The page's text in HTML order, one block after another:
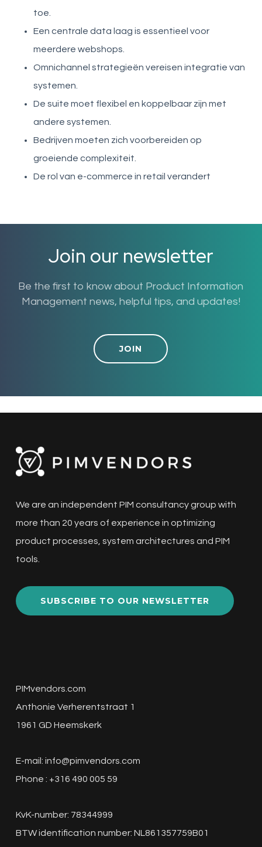
toe.
Een centrale data laag is essentieel voor
meerdere webshops.
Omnichannel strategieën vereisen integratie van
systemen.
De suite moet flexibel en koppelbaar zijn met
andere systemen.
Bedrijven moeten zich voorbereiden op
groeiende complexiteit.
De rol van e-commerce in retail verandert
Join our newsletter
Be the first to know about Product Information
Management news, helpful tips, and updates!
JOIN
We are an independent PIM consultancy group with
more than 20 years of experience in optimizing
product processes, system architectures and PIM
tools.
SUBSCRIBE TO OUR NEWSLETTER
PIMvendors.com
Anthonie Verherentstraat 1
1961 GD Heemskerk
E-mail: info@pimvendors.com
Phone : +316 490 005 59
KvK-number: 78344999
BTW identification number: NL861357759B01